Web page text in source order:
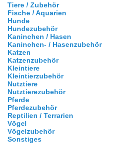
Tiere / Zubehör
Fische / Aquarien
Hunde
Hundezubehör
Kaninchen / Hasen
Kaninchen- / Hasenzubehör
Katzen
Katzenzubehör
Kleintiere
Kleintierzubehör
Nutztiere
Nutztierezubehör
Pferde
Pferdezubehör
Reptilien / Terrarien
Vögel
Vögelzubehör
Sonstiges